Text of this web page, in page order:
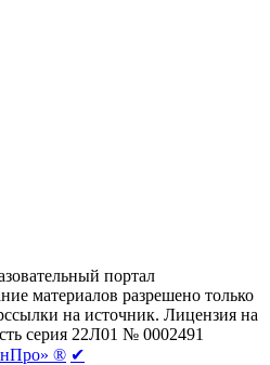
портал
материалов разрешено только
на источник. Лицензия на
серия 22Л01 № 0002491
® ✔